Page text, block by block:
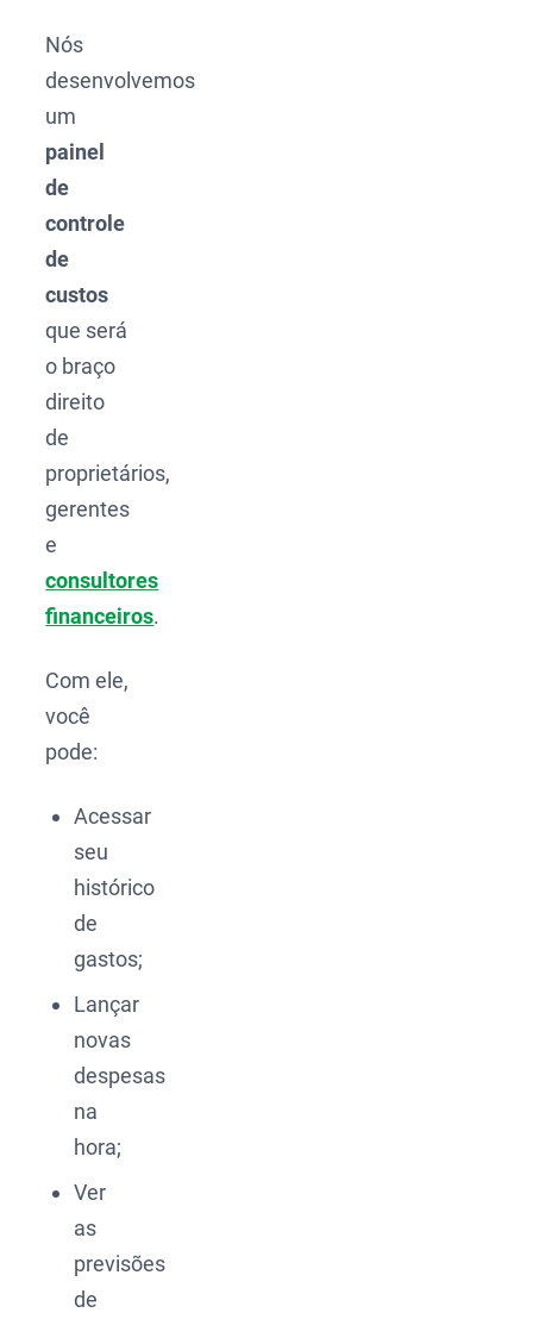
Nós
desenvolvemos
um
painel
de
controle
de
custos
que será
o braço
direito
de
proprietários,
gerentes
e
consultores
financeiros.
Com ele,
você
pode:
Acessar
seu
histórico
de
gastos;
Lançar
novas
despesas
na
hora;
Ver
as
previsões
de